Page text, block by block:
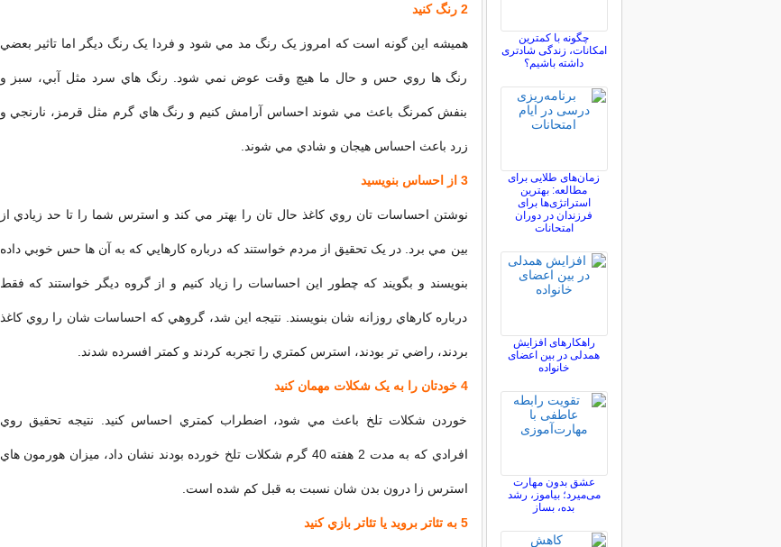
2 رنگ کنيد
هميشه اين گونه است که امروز يک رنگ مد مي شود و فردا يک رنگ ديگر اما تاثير بعضي
رنگ ها روي حس و حال ما هيچ وقت عوض نمي شود. رنگ هاي سرد مثل آبي، سبز و
بنفش کمرنگ باعث مي شوند احساس آرامش کنيم و رنگ هاي گرم مثل قرمز، نارنجي و
زرد باعث احساس هيجان و شادي مي شوند.
3 از احساس بنويسيد
نوشتن احساسات تان روي کاغذ حال تان را بهتر مي کند و استرس شما را تا حد زيادي از
بين مي برد. در يک تحقيق از مردم خواستند که درباره کارهايي که به آن ها حس خوبي داده
بنويسند و بگويند که چطور اين احساسات را زياد کنيم و از گروه ديگر خواستند که فقط
درباره کارهاي روزانه شان بنويسند. نتيجه اين شد، گروهي که احساسات شان را روي کاغذ
بردند، راضي تر بودند، استرس کمتري را تجربه کردند و کمتر افسرده شدند.
4 خودتان را به يک شکلات مهمان کنيد
خوردن شکلات تلخ باعث مي شود، اضطراب کمتري احساس کنيد. نتيجه تحقيق روي
افرادي که به مدت 2 هفته 40 گرم شکلات تلخ خورده بودند نشان داد، ميزان هورمون هاي
استرس زا درون بدن شان نسبت به قبل کم شده است.
5 به تئاتر برويد يا تئاتر بازي کنيد
چگونه با کمترین
امکانات، زندگی شادتری
داشته باشیم؟
زمان‌های طلایی برای
مطالعه: بهترین
استراتژی‌ها برای
فرزندان در دوران
امتحانات
راهکارهای افزایش
همدلی در بین اعضای
خانواده
عشق بدون مهارت
می‌میرد؛ بیاموز، رشد
بده، بساز